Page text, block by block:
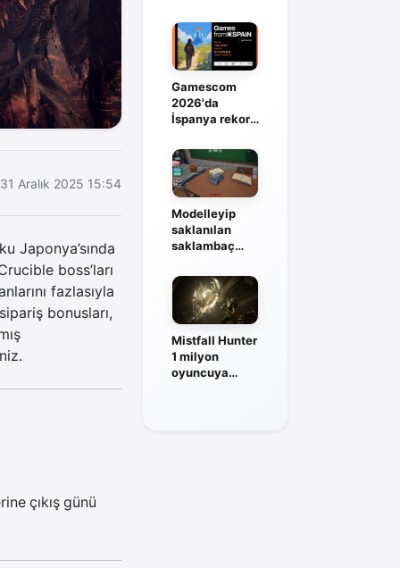
31 Aralık 2025 15:54
Japonya’sında
boss’ları
fazlasıyla
bonusları,
çıkış günü
listesine açıldı
Gamescom
2026'da
İspanya rekor
sahneye
çıkıyor
Modelleyip
saklanılan
saklambaç
duyuruldu
Mistfall Hunter
1 milyon
oyuncuya